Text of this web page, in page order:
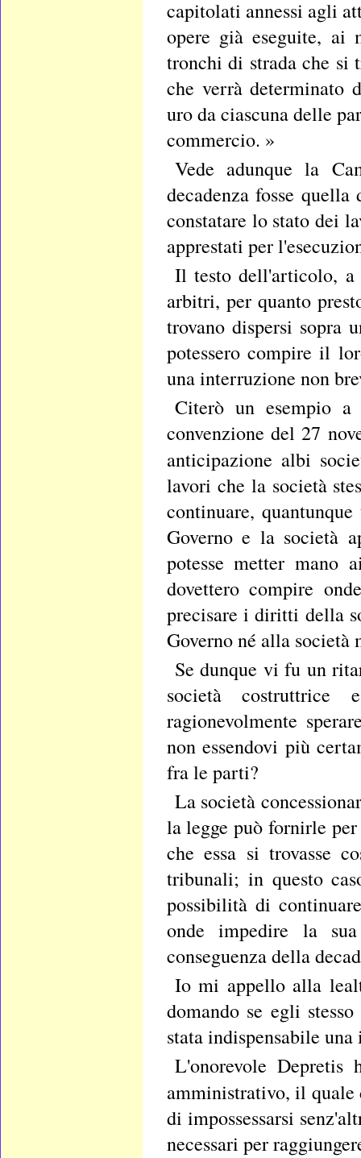
capitolati annessi agli
opere già eseguite,
tronchi di strada che si
che verrà determinato
uro da ciascuna delle
commercio. »
Vede adunque la
decadenza fosse
constatare lo stato dei
apprestati per
Il testo dell'articolo, a
arbitri, per quanto
trovano dispersi
potessero compire il
una interruzione non
Citerò un esempio
convenzione del 27
anticipazione albi
lavori che la società
continuare,
Governo e la società
potesse metter mano
dovettero compire
precisare i diritti della
Governo né alla società
Se dunque vi fu un
società
ragionevolmente
non essendovi più
fra le parti?
La società
la legge può fornirle
che essa si trovasse
tribunali; in questo
possibilità di
onde impedire la sua
conseguenza della
Io mi appello alla
domando se egli
stata indispensabile
L'onorevole
amministrativo, il
di impossessarsi
necessari per